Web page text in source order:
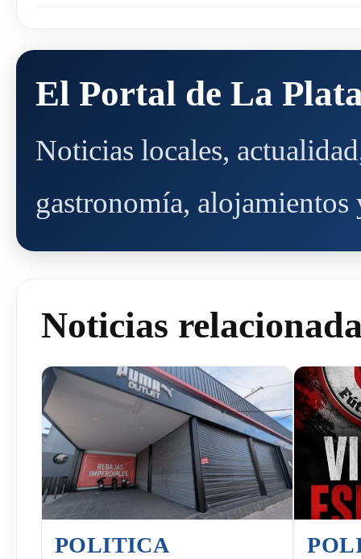
El Portal de La
Noticias locales,
gastronomía,
Noticias
POLITICA